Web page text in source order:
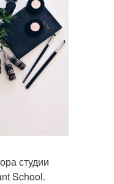
студии
School.